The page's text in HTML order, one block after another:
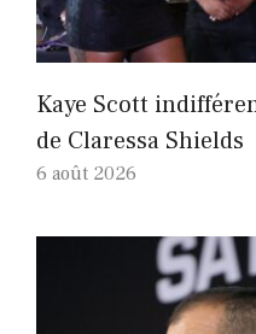
Kaye Scott
de Claressa Shields
6 août 2026